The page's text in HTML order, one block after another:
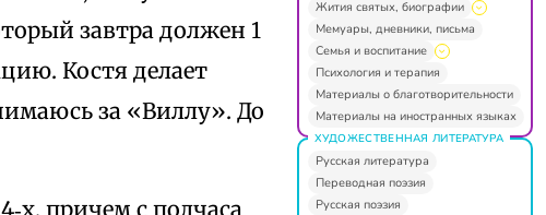
завтра должен 1
Костя делает
за «Виллу». До
причем с полчаса
Жития святых, биографии
Мемуары, дневники, письма
Семья и воспитание
Психология и терапия
Материалы о благотворительности
Материалы на иностранных языках
ХУДОЖЕСТВЕННАЯ ЛИТЕРАТУРА
Русская литература
Переводная поэзия
Русская поэзия